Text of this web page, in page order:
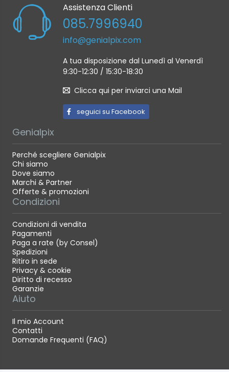
Assistenza Clienti
085.7996940
info@genialpix.com
A tua disposizione dal Lunedì al Venerdì
9:30-12:30 / 15:30-18:30
Clicca qui per inviarci una Mail
seguici su Facebook
Genialpix
Perché scegliere Genialpix
Chi siamo
Dove siamo
Marchi & Partner
Offerte & promozioni
Condizioni
Condizioni di vendita
Pagamenti
Paga a rate (by Consel)
Spedizioni
Ritiro in sede
Privacy & cookie
Diritto di recesso
Garanzie
Aiuto
Il mio Account
Contatti
Domande Frequenti (FAQ)